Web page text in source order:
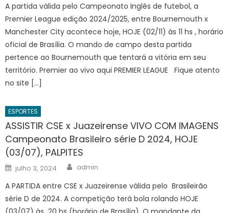
A partida válida pelo Campeonato Inglês de futebol, a
Premier League edição 2024/2025, entre Bournemouth x
Manchester City acontece hoje, HOJE (02/11) às 11 hs , horário
oficial de Brasília. O mando de campo desta partida
pertence ao Bournemouth que tentará a vitória em seu
território. Premier ao vivo aqui PREMIER LEAGUE Fique atento
no site […]
ESPORTES
ASSISTIR CSE x Juazeirense VIVO COM IMAGENS
Campeonato Brasileiro série D 2024, HOJE
(03/07), PALPITES
Posted
on
julho 3, 2024 Author
admin
A PARTIDA entre CSE x Juazeirense válida pelo Brasileirão
série D de 2024. A competição terá bola rolando HOJE